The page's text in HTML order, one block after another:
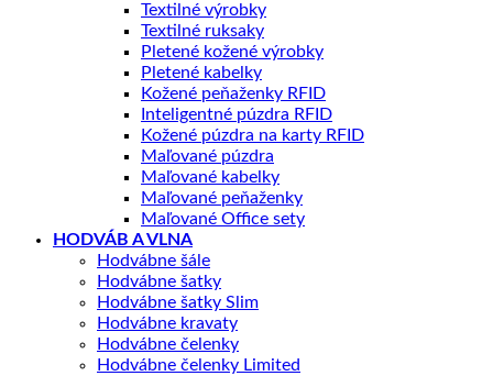
Textilné výrobky
Textilné ruksaky
Pletené kožené výrobky
Pletené kabelky
Kožené peňaženky RFID
Inteligentné púzdra RFID
Kožené púzdra na karty RFID
Maľované púzdra
Maľované kabelky
Maľované peňaženky
Maľované Office sety
HODVÁB A VLNA
Hodvábne šále
Hodvábne šatky
Hodvábne šatky Slim
Hodvábne kravaty
Hodvábne čelenky
Hodvábne čelenky Limited